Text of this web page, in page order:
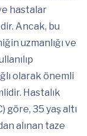
hastalar
Ancak, bu
uzmanlığı ve
olarak önemli
Hastalık
göre, 35 yaş altı
alınan taze